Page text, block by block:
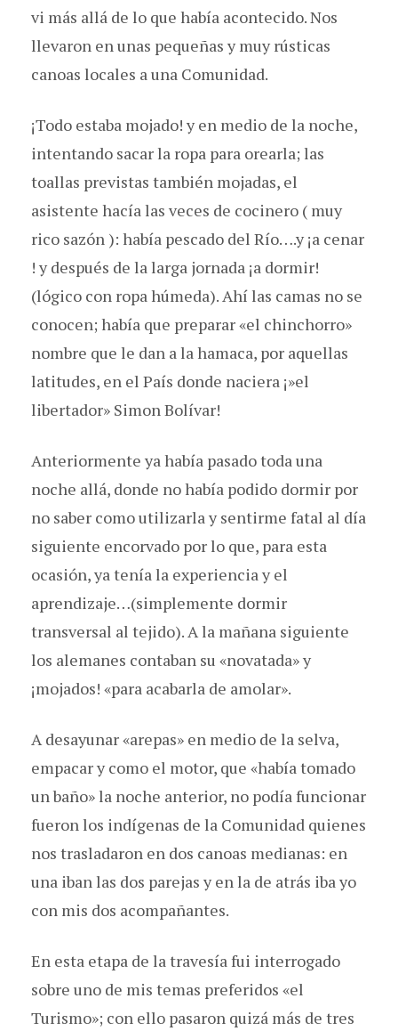
vi más allá de lo que había acontecido. Nos
llevaron en unas pequeñas y muy rústicas
canoas locales a una Comunidad.
¡Todo estaba mojado! y en medio de la noche,
intentando sacar la ropa para orearla; las
toallas previstas también mojadas, el
asistente hacía las veces de cocinero ( muy
rico sazón ): había pescado del Río….y ¡a cenar
! y después de la larga jornada ¡a dormir!
(lógico con ropa húmeda). Ahí las camas no se
conocen; había que preparar «el chinchorro»
nombre que le dan a la hamaca, por aquellas
latitudes, en el País donde naciera ¡»el
libertador» Simon Bolívar!
Anteriormente ya había pasado toda una
noche allá, donde no había podido dormir por
no saber como utilizarla y sentirme fatal al día
siguiente encorvado por lo que, para esta
ocasión, ya tenía la experiencia y el
aprendizaje…(simplemente dormir
transversal al tejido). A la mañana siguiente
los alemanes contaban su «novatada» y
¡mojados! «para acabarla de amolar».
A desayunar «arepas» en medio de la selva,
empacar y como el motor, que «había tomado
un baño» la noche anterior, no podía funcionar
fueron los indígenas de la Comunidad quienes
nos trasladaron en dos canoas medianas: en
una iban las dos parejas y en la de atrás iba yo
con mis dos acompañantes.
En esta etapa de la travesía fui interrogado
sobre uno de mis temas preferidos «el
Turismo»; con ello pasaron quizá más de tres